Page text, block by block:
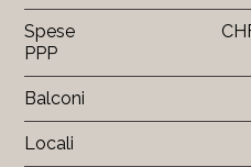
Spese
PPP
Balconi
Locali